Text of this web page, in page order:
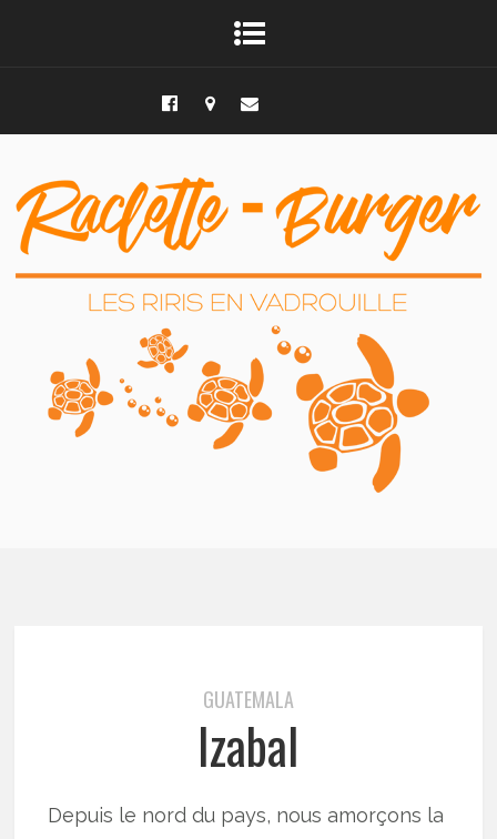
GUATEMALA
Izabal
Depuis le nord du pays, nous amorçons la